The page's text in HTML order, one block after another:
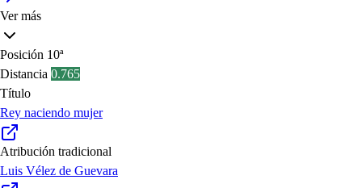
Ver más
Posición 10ª
Distancia 0.765
Título
Rey naciendo mujer
Atribución tradicional
Luis Vélez de Guevara